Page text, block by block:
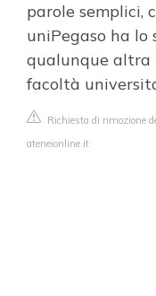
parole semplici,
uniPegaso ha lo
qualunque
facoltà
Richiesta di rimozione
ateneionline.it